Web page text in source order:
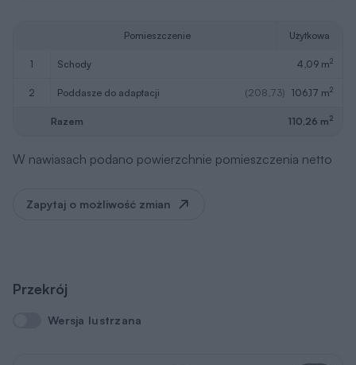
Pomieszczenie Użytkowa
1 schody 4,09 m2
2 poddasze do adaptacji (208,73) 106,17 m2
Razem 110,26 m2
W nawiasach podano powierzchnie pomieszczenia netto
Zapytaj o możliwość zmian
Przekrój
Wersja lustrzana
Wersja lustrzana